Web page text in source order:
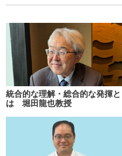
統合的な理解・総合的な発揮と
は 堀田龍也教授